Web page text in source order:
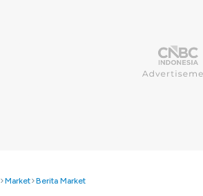
Market Berita Market